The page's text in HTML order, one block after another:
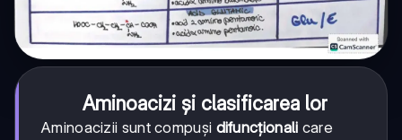
Aminoacizi și clasificarea lor
Aminoacizii sunt compuși difuncționali care